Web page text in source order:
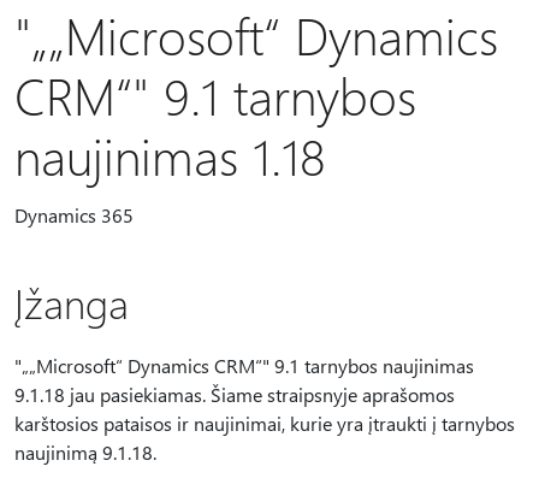
"„„Microsoft“ Dynamics
CRM“" 9.1 tarnybos
naujinimas 1.18
Dynamics 365
Įžanga
"„„Microsoft“ Dynamics CRM“" 9.1 tarnybos naujinimas
9.1.18 jau pasiekiamas. Šiame straipsnyje aprašomos
karštosios pataisos ir naujinimai, kurie yra įtraukti į tarnybos
naujinimą 9.1.18.